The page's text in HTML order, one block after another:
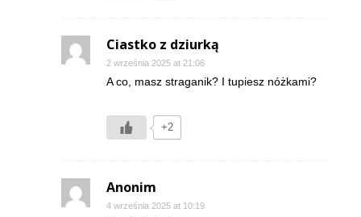
Ciastko z dziurką
2 września 2025 at 21:06
A co, masz straganik? I tupiesz nóżkami?
+2
Anonim
4 września 2025 at 10:19